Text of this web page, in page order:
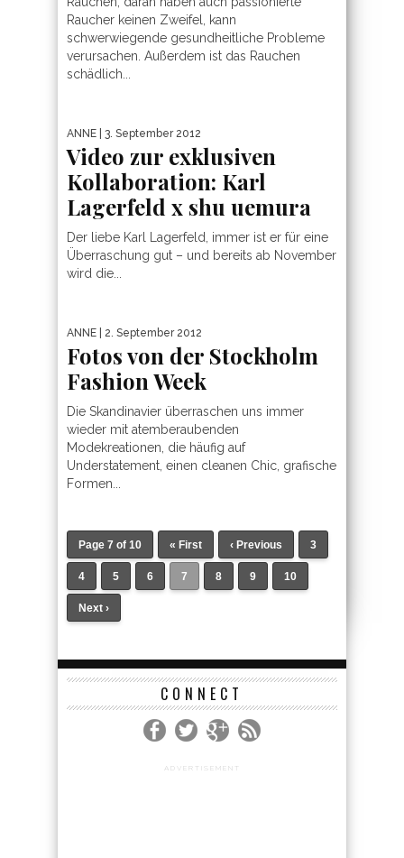
Raucher keinen Zweifel, kann
schwerwiegende gesundheitliche Probleme
verursachen. Außerdem ist das Rauchen
schädlich...
ANNE | 3. September 2012
Video zur exklusiven
Kollaboration: Karl
Lagerfeld x shu uemura
Der liebe Karl Lagerfeld, immer ist er für eine
Überraschung gut – und bereits ab November
wird die...
ANNE | 2. September 2012
Fotos von der Stockholm
Fashion Week
Die Skandinavier überraschen uns immer
wieder mit atemberaubenden
Modekreationen, die häufig auf
Understatement, einen cleanen Chic, grafische
Formen...
Page 7 of 10 « First ‹ Previous 3
4 5 6 7 8 9 10
Next ›
CONNECT
ADVERTISEMENT